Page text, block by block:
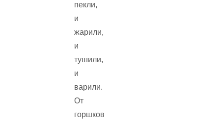
пекли,
и
жарили,
и
тушили,
и
варили.
От
горшков